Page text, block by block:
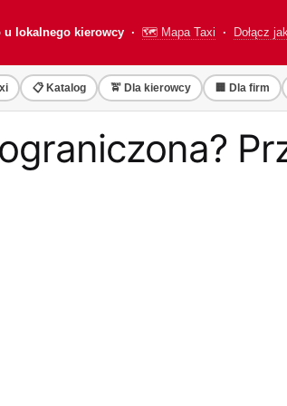
u lokalnego kierowcy · 🗺️ Mapa Taxi · Dołącz
📋 Katalog 🚖 Dla kierowcy 🏢 Dla firm